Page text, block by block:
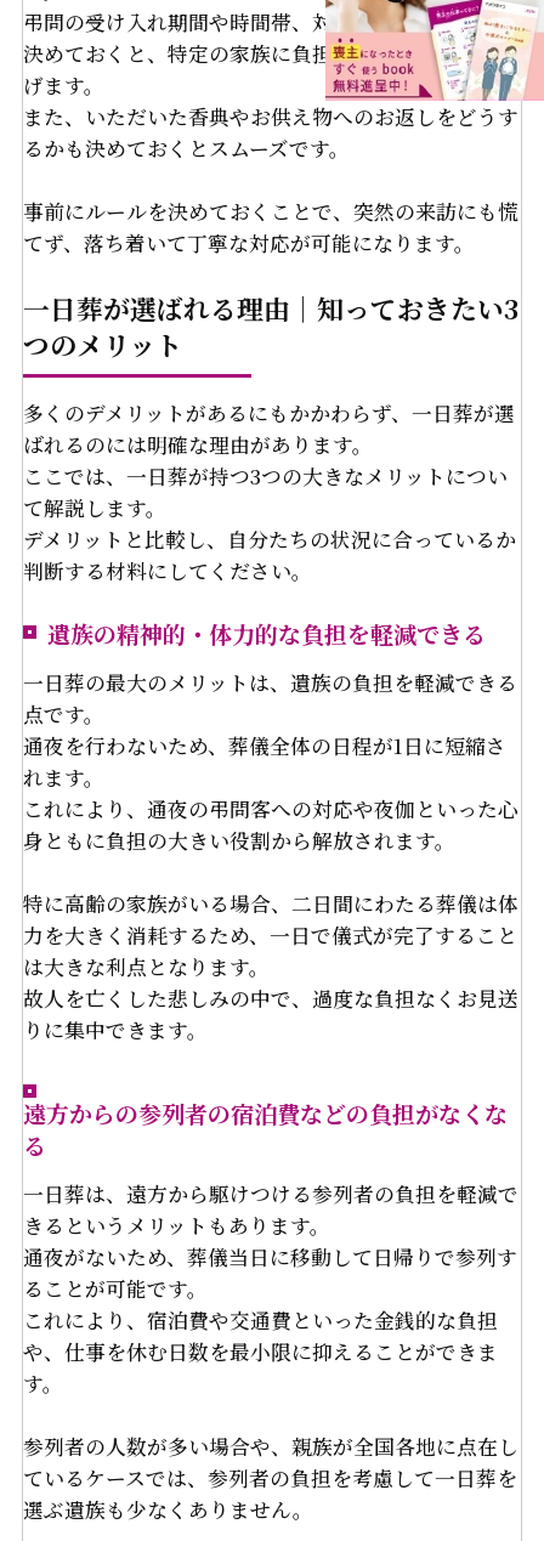
弔問の受け入れ期間や時間帯、対応する主な担当者を
決めておくと、特定の家族に負担が集中することを防
げます。
また、いただいた香典やお供え物へのお返しをどうす
るかも決めておくとスムーズです。
事前にルールを決めておくことで、突然の来訪にも慌
てず、落ち着いて丁寧な対応が可能になります。
一日葬が選ばれる理由｜知っておきたい3
つのメリット
多くのデメリットがあるにもかかわらず、一日葬が選
ばれるのには明確な理由があります。
ここでは、一日葬が持つ3つの大きなメリットについ
て解説します。
デメリットと比較し、自分たちの状況に合っているか
判断する材料にしてください。
遺族の精神的・体力的な負担を軽減できる
一日葬の最大のメリットは、遺族の負担を軽減できる
点です。
通夜を行わないため、葬儀全体の日程が1日に短縮さ
れます。
これにより、通夜の弔問客への対応や夜伽といった心
身ともに負担の大きい役割から解放されます。
特に高齢の家族がいる場合、二日間にわたる葬儀は体
力を大きく消耗するため、一日で儀式が完了すること
は大きな利点となります。
故人を亡くした悲しみの中で、過度な負担なくお見送
りに集中できます。
遠方からの参列者の宿泊費などの負担がなくな
る
一日葬は、遠方から駆けつける参列者の負担を軽減で
きるというメリットもあります。
通夜がないため、葬儀当日に移動して日帰りで参列す
ることが可能です。
これにより、宿泊費や交通費といった金銭的な負担
や、仕事を休む日数を最小限に抑えることができま
す。
参列者の人数が多い場合や、親族が全国各地に点在し
ているケースでは、参列者の負担を考慮して一日葬を
選ぶ遺族も少なくありません。